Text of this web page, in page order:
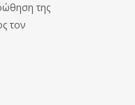
της
τον